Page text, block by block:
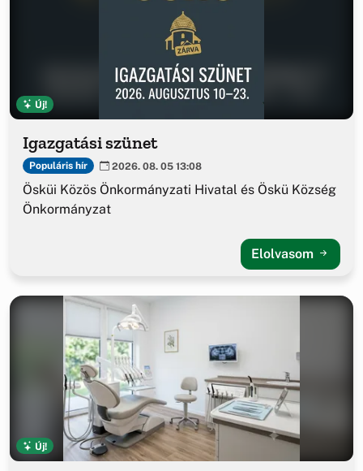
Új!
Igazgatási szünet
Populáris hír 2026. 08. 05 13:08
Ösküi Közös Önkormányzati Hivatal és Öskü Község
Önkormányzat
Elolvasom
Új!